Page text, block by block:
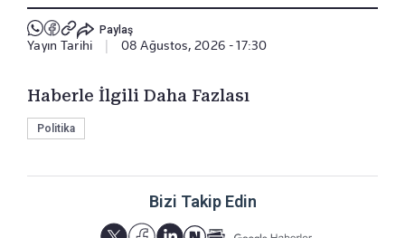
Paylaş
Yayın Tarihi 08 Ağustos, 2026 - 17:30
Haberle İlgili Daha Fazlası
Politika
Bizi Takip Edin